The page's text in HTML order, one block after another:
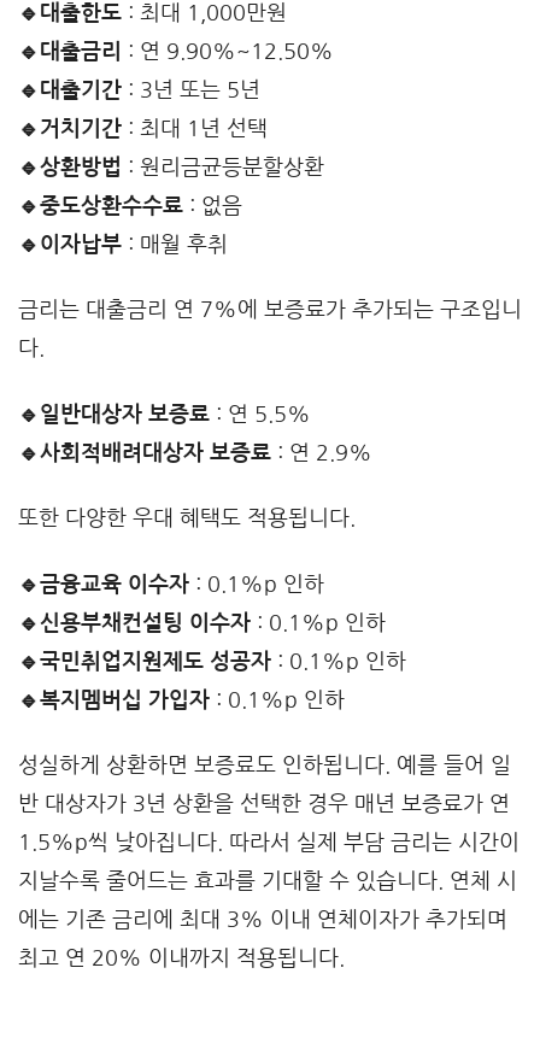
🔹대출한도 : 최대 1,000만원
🔹대출금리
: 연 9.90%~12.50%
🔹대출기간 : 3년 또는 5년
🔹거치기간 : 최대 1년 선택
🔹상환방법 : 원리금균등분할상환
🔹중도상환수수료 : 없음
🔹이자납부 : 매월 후취
금리는 대출금리 연 7%에 보증료가 추가되는 구조입니
다.
🔹일반대상자 보증료 : 연 5.5%
🔹사회적배려대상자 보증료 : 연 2.9%
또한 다양한 우대 혜택도 적용됩니다.
🔹금융교육 이수자 : 0.1%p 인하
🔹신용부채컨설팅 이수자 : 0.1%p 인하
🔹국민취업지원제도 성공자 : 0.1%p 인하
🔹복지멤버십 가입자 : 0.1%p 인하
성실하게 상환하면 보증료도 인하됩니다. 예를 들어 일
반 대상자가 3년 상환을 선택한 경우 매년 보증료가 연
1.5%p씩 낮아집니다. 따라서 실제 부담 금리는 시간이
지날수록 줄어드는 효과를 기대할 수 있습니다. 연체 시
에는 기존 금리에 최대 3% 이내 연체이자가 추가되며
최고 연 20% 이내까지 적용됩니다.